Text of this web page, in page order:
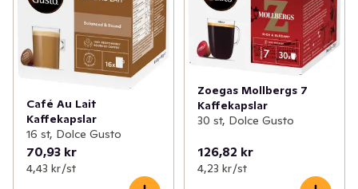
Café Au Lait
Kaffekapslar
16 st, Dolce Gusto
70,93 kr
4,43 kr /st
Zoegas Mollbergs 7
Kaffekapslar
30 st, Dolce Gusto
126,82 kr
4,23 kr /st